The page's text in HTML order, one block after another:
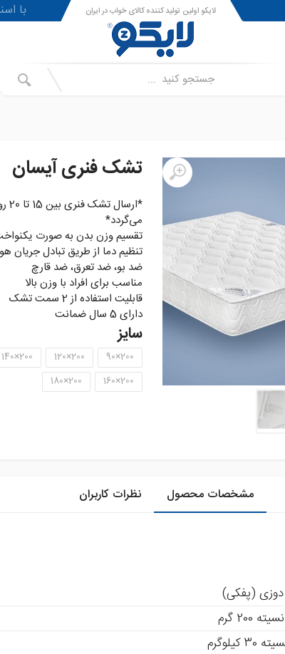
!با اسنپ لایکو اولین تولید کننده کالای خواب در ایران
تشک فنری آیسان
می‌گردد*
تقسیم وزن بدن به صورت
تنظیم دما از طریق تبادل جریان
ضد بو، ضد تعرق، ضد قارچ
مناسب برای افراد با وزن بالا
قابلیت استفاده از 2 سمت تشک
دارای 5 سال ضمانت
سایز
200×90
200×120
200×140
200×160
200×180
مشخصات محصول نظرات کاربران
دوزی (پفکی)
گرم